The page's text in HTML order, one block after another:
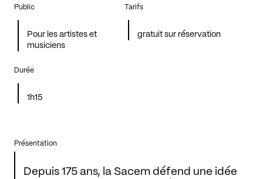
Public
Pour les artistes et
musiciens
Tarifs
gratuit sur réservation
Durée
1h15
Présentation
Depuis 175 ans, la Sacem défend une idée